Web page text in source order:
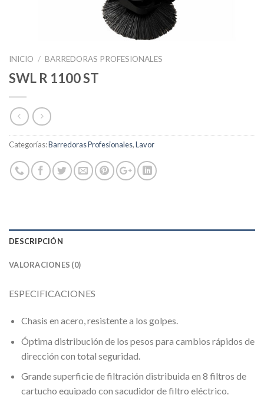
INICIO / BARREDORAS PROFESIONALES
SWL R 1100 ST
Categorías:Barredoras Profesionales,Lavor
DESCRIPCIÓN
VALORACIONES (0)
ESPECIFICACIONES
Chasis en acero, resistente a los golpes.
Óptima distribución de los pesos para cambios rápidos de
dirección con total seguridad.
Grande superficie de filtración distribuida en 8 filtros de
cartucho equipado con sacudidor de filtro eléctrico.